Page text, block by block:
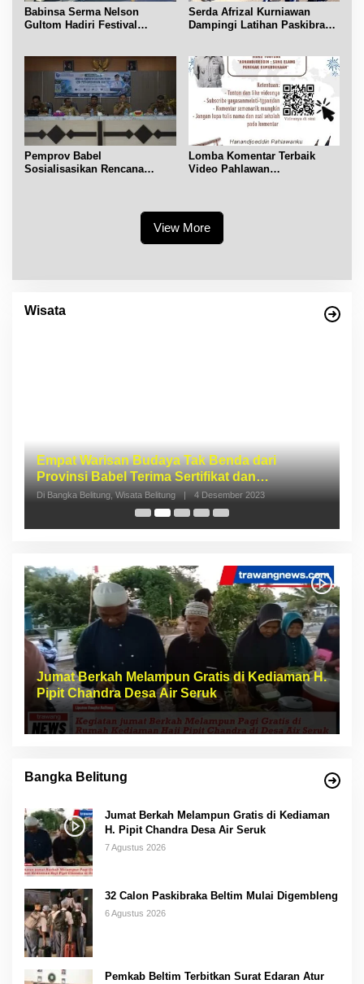
Babinsa Serma Nelson
Gultom Hadiri Festival
Serda Afrizal Kurniawan
Dampingi Latihan Paskibra
Pemprov Babel
Sosialisasikan Rencana
Lomba Komentar Terbaik
Video Pahlawan
View More
Wisata
Provinsi Babel Terima Sertifikat dan
Jumat Berkah Melampun Gratis di Kediaman H.
Pipit Chandra Desa Air Seruk
Bangka Belitung
Jumat Berkah Melampun Gratis di Kediaman
H. Pipit Chandra Desa Air Seruk
7 Agustus 2026
32 Calon Paskibraka Beltim Mulai Digembleng
6 Agustus 2026
Pemkab Beltim Terbitkan Surat Edaran Atur